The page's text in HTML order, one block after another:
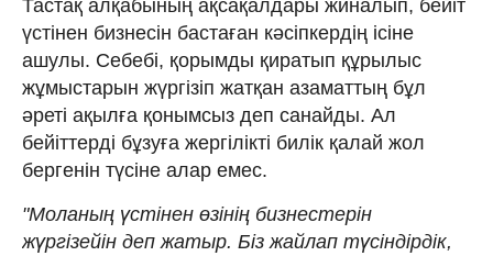
Тастақ алқабының ақсақалдары жиналып, бейіт
үстінен бизнесін бастаған кәсіпкердің ісіне
ашулы. Себебі, қорымды қиратып құрылыс
жұмыстарын жүргізіп жатқан азаматтың бұл
әреті ақылға қонымсыз деп санайды. Ал
бейіттерді бұзуға жергілікті билік қалай жол
бергенін түсіне алар емес.
"Моланың үстінен өзінің бизнестерін
жүргізейін деп жатыр. Біз жайлап түсіндірдік,